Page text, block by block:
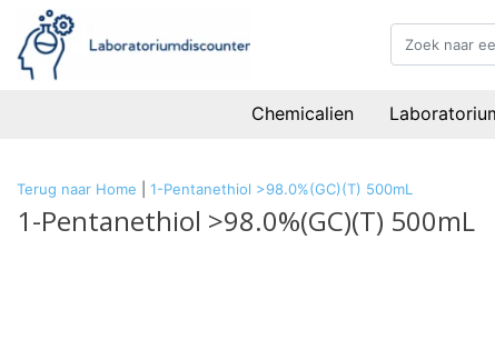
Chemicalien
Terug naar Home 1-Pentanethiol >98.0%(GC)(T) 500mL
1-Pentanethiol >98.0%(GC)(T) 500mL